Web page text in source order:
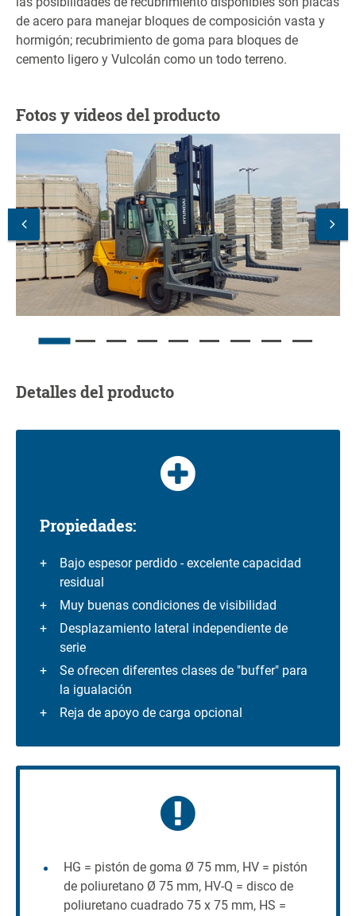
de acero para manejar bloques de composición vasta y
hormigón; recubrimiento de goma para bloques de
cemento ligero y Vulcolán como un todo terreno.
Fotos y videos del producto
Detalles del producto
Propiedades:
Bajo espesor perdido - excelente capacidad
residual
Muy buenas condiciones de visibilidad
Desplazamiento lateral independiente de
serie
Se ofrecen diferentes clases de "buffer" para
la igualación
Reja de apoyo de carga opcional
HG = pistón de goma Ø 75 mm, HV = pistón
de poliuretano Ø 75 mm, HV-Q = disco de
poliuretano cuadrado 75 x 75 mm, HS =